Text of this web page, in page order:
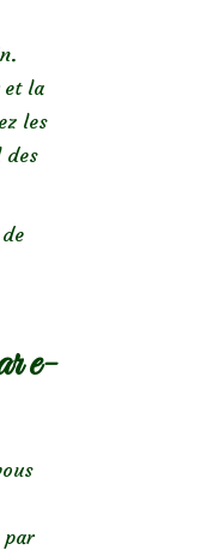
et la
les
des
e-